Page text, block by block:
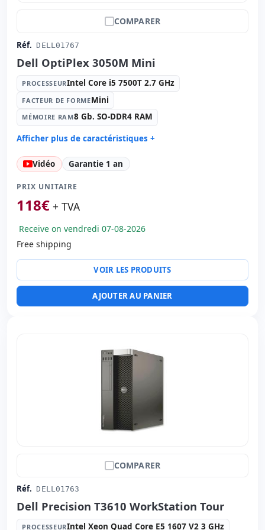
COMPARER
Réf. DELL01767
Dell OptiPlex 3050M Mini
PROCESSEURIntel Core i5 7500T 2.7 GHz
FACTEUR DE FORMEMini
MÉMOIRE RAM8 Gb. SO-DDR4 RAM
Afficher plus de caractéristiques +
Processeur: Intel Core i5 7500T 2.7 GHz.
Facteur de forme: Mini
Mémoire RAM:
Disque dur: 120 Gb. SSD
Son: Realtek Audio
Réseau: Realtek PCIe GBe family
Système opératif: Windows 10 Pro
Série · 2x USB 2.0 · 4x USB 3.0
Ports vidéo: HDMI · Display Port
RJ-45
Vidéo Garantie 1 an
PRIX UNITAIRE
118€ + TVA
Receive on vendredi 07-08-2026
Free shipping
VOIR LES PRODUITS
AJOUTER AU PANIER
COMPARER
Réf. DELL01763
Dell Precision T3610 WorkStation Tour
PROCESSEURIntel Xeon Quad Core E5 1607 V2 3 GHz